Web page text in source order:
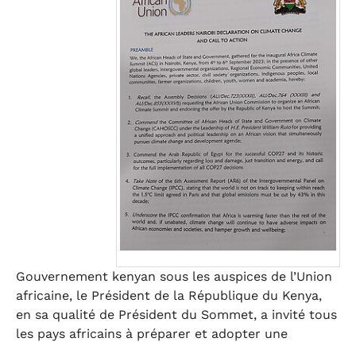
Gouvernement kenyan sous les auspices de l’Union
africaine, le Président de la République du Kenya,
en sa qualité de Président du Sommet, a invité tous
les pays africains à préparer et adopter une